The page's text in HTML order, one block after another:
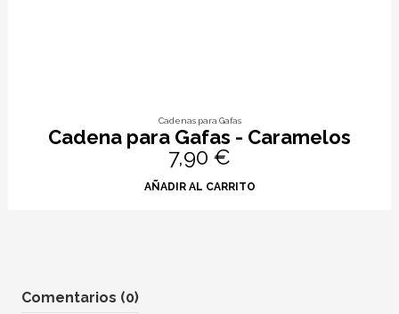
Cadenas para Gafas
Cadena para Gafas - Caramelos
7,90 €
AÑADIR AL CARRITO
Comentarios (0)